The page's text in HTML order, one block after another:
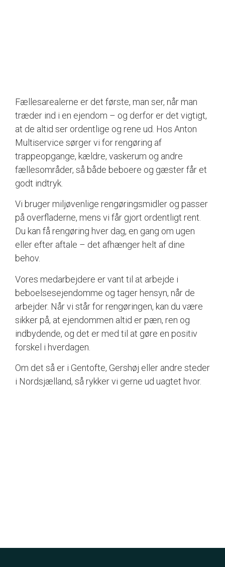
Fællesarealerne er det første, man ser, når man
træder ind i en ejendom – og derfor er det vigtigt,
at de altid ser ordentlige og rene ud. Hos Anton
Multiservice sørger vi for rengøring af
trappeopgange, kældre, vaskerum og andre
fællesområder, så både beboere og gæster får et
godt indtryk.
Vi bruger miljøvenlige rengøringsmidler og passer
på overfladerne, mens vi får gjort ordentligt rent.
Du kan få rengøring hver dag, en gang om ugen
eller efter aftale – det afhænger helt af dine
behov.
Vores medarbejdere er vant til at arbejde i
beboelsesejendomme og tager hensyn, når de
arbejder. Når vi står for rengøringen, kan du være
sikker på, at ejendommen altid er pæn, ren og
indbydende, og det er med til at gøre en positiv
forskel i hverdagen.
Om det så er i Gentofte, Gershøj eller andre steder
i Nordsjælland, så rykker vi gerne ud uagtet hvor.